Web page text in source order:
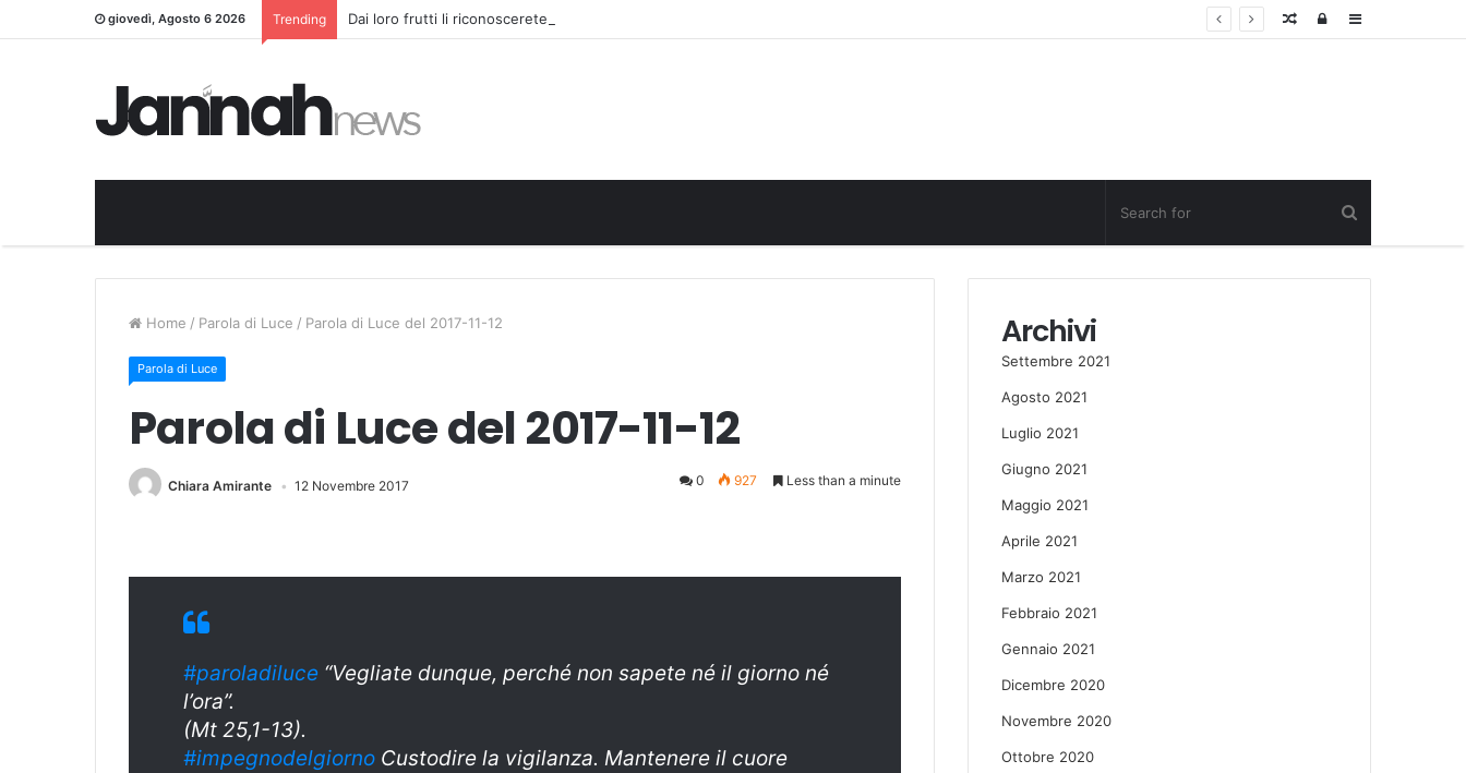
giovedì, Agosto 6 2026 Trending Dai loro frutti li riconoscerete Sidebar
Log
Random
Home / Parola di Luce / Parola di Luce del 2017-11-12
Parola di Luce
Parola di Luce del 2017-11-12
Chiara Amirante 12 Novembre 2017 0 927 Less than a minute
#paroladiluce “Vegliate dunque, perché non sapete né il giorno né
l’ora”.
(Mt 25,1-13).
#impegnodelgiorno Custodire la vigilanza. Mantenere il cuore
Archivi
Settembre 2021
Agosto 2021
Luglio 2021
Giugno 2021
Maggio 2021
Aprile 2021
Marzo 2021
Febbraio 2021
Gennaio 2021
Dicembre 2020
Novembre 2020
Ottobre 2020